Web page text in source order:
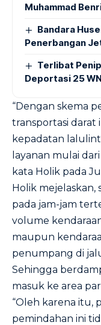
Muhammad
Bandara
Penerbangan
Terlibat
Deportasi 25
“Dengan skema
transportasi darat
kepadatan
layanan mulai
kata Holik pada
Holik mejelaskan,
pada jam-jam
volume
maupun
penumpang di
Sehingga
masuk ke area
“Oleh karena itu,
pemindahan ini